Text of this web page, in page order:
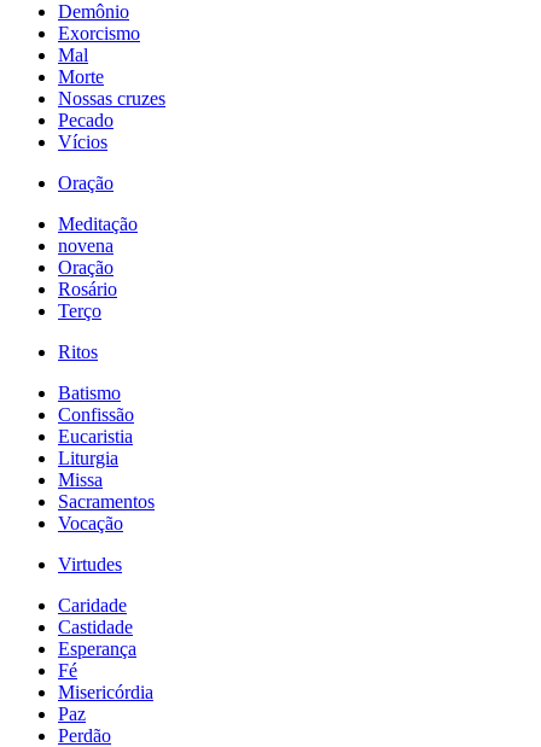
Demônio
Exorcismo
Mal
Morte
Nossas cruzes
Pecado
Vícios
Oração
Meditação
novena
Oração
Rosário
Terço
Ritos
Batismo
Confissão
Eucaristia
Liturgia
Missa
Sacramentos
Vocação
Virtudes
Caridade
Castidade
Esperança
Fé
Misericórdia
Paz
Perdão